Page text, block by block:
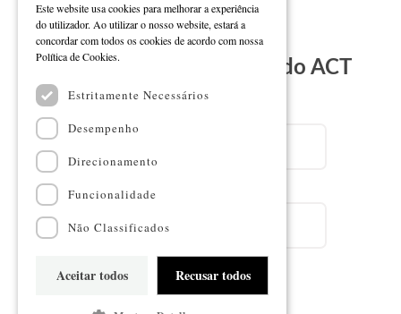
Subscreva a Newsletter do ACT
Subscrever
ENGLISH
Este website usa cookies para melhorar a experiência
do utilizador. Ao utilizar o nosso website, estará a
concordar com todos os cookies de acordo com nossa
Política de Cookies.
Estritamente Necessários
Desempenho
Direcionamento
Funcionalidade
Não Classificados
Aceitar todos Recusar todos